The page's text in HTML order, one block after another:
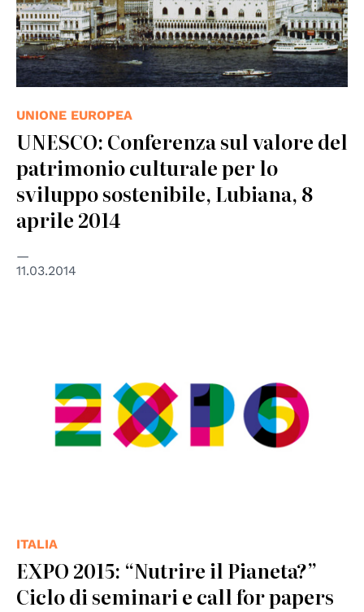
UNIONE EUROPEA
UNESCO: Conferenza sul valore del
patrimonio culturale per lo
sviluppo sostenibile, Lubiana, 8
aprile 2014
11.03.2014
ITALIA
EXPO 2015: “Nutrire il Pianeta?”
Ciclo di seminari e call for papers